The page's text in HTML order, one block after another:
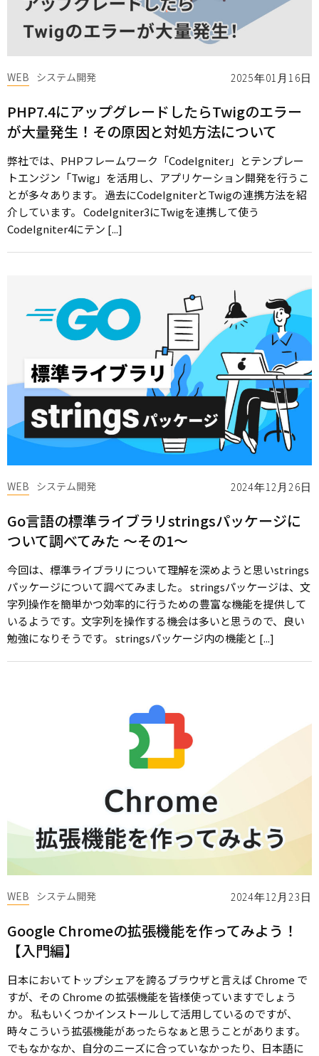
2025年01月16日
WEB システム開発
PHP7.4にアップグレードしたらTwigのエラー
が大量発生！その原因と対処方法について
弊社では、PHPフレームワーク「CodeIgniter」とテンプレー
トエンジン「Twig」を活用し、アプリケーション開発を行うこ
とが多々あります。 過去にCodeIgniterとTwigの連携方法を紹
介しています。 CodeIgniter3にTwigを連携して使う
CodeIgniter4にテン [...]
2024年12月26日
WEB システム開発
Go言語の標準ライブラリstringsパッケージに
ついて調べてみた ～その1～
今回は、標準ライブラリについて理解を深めようと思いstrings
パッケージについて調べてみました。 stringsパッケージは、文
字列操作を簡単かつ効率的に行うための豊富な機能を提供して
いるようです。文字列を操作する機会は多いと思うので、良い
勉強になりそうです。 stringsパッケージ内の機能と [...]
2024年12月23日
WEB システム開発
Google Chromeの拡張機能を作ってみよう！
【入門編】
日本においてトップシェアを誇るブラウザと言えば Chrome で
すが、その Chrome の拡張機能を皆様使っていますでしょう
か。 私もいくつかインストールして活用しているのですが、
時々こういう拡張機能があったらなぁと思うことがあります。
でもなかなか、自分のニーズに合っていなかったり、日本語に